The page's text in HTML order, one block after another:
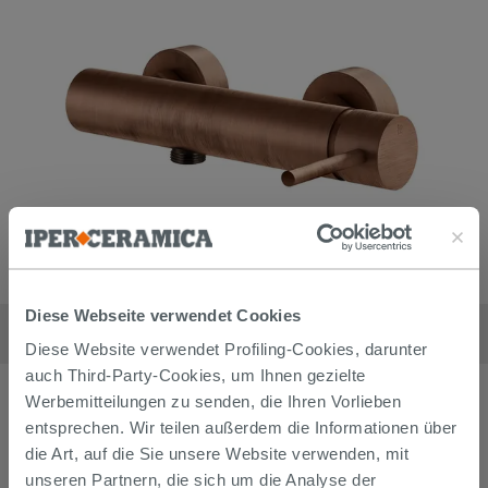
Diese Webseite verwendet Cookies
Diese Website verwendet Profiling-Cookies, darunter
auch Third-Party-Cookies, um Ihnen gezielte
Werbemitteilungen zu senden, die Ihren Vorlieben
entsprechen. Wir teilen außerdem die Informationen über
die Art, auf die Sie unsere Website verwenden, mit
unseren Partnern, die sich um die Analyse der
Aufputz-Duscharmatur Stelo Kupfer gebürstet
237,90 € /stk